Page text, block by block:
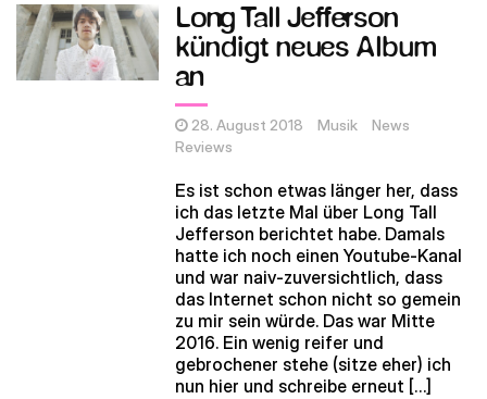
Long Tall Jefferson
kündigt neues Album
an
28. August 2018 Musik
News
Reviews
Es ist schon etwas länger her, dass
ich das letzte Mal über Long Tall
Jefferson berichtet habe. Damals
hatte ich noch einen Youtube-Kanal
und war naiv-zuversichtlich, dass
das Internet schon nicht so gemein
zu mir sein würde. Das war Mitte
2016. Ein wenig reifer und
gebrochener stehe (sitze eher) ich
nun hier und schreibe erneut […]